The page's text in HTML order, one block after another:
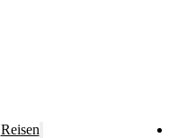
Reisen